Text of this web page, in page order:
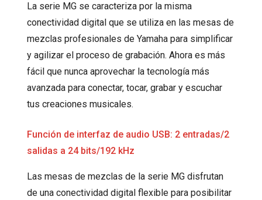
La serie MG se caracteriza por la misma
conectividad digital que se utiliza en las mesas de
mezclas profesionales de Yamaha para simplificar
y agilizar el proceso de grabación. Ahora es más
fácil que nunca aprovechar la tecnología más
avanzada para conectar, tocar, grabar y escuchar
tus creaciones musicales.
Función de interfaz de audio USB: 2 entradas/2
salidas a 24 bits/192 kHz
Las mesas de mezclas de la serie MG disfrutan
de una conectividad digital flexible para posibilitar